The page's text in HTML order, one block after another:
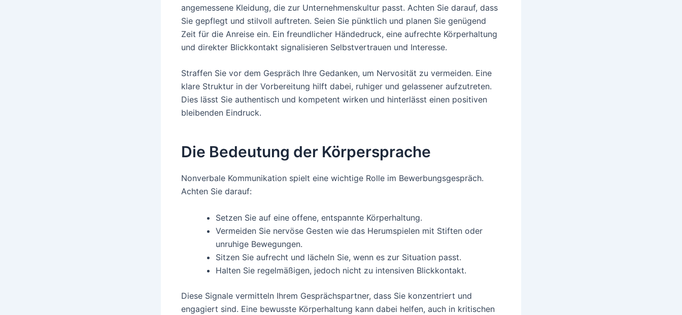
angemessene Kleidung, die zur Unternehmenskultur passt. Achten Sie darauf, dass
Sie gepflegt und stilvoll auftreten. Seien Sie pünktlich und planen Sie genügend
Zeit für die Anreise ein. Ein freundlicher Händedruck, eine aufrechte Körperhaltung
und direkter Blickkontakt signalisieren Selbstvertrauen und Interesse.
Straffen Sie vor dem Gespräch Ihre Gedanken, um Nervosität zu vermeiden. Eine
klare Struktur in der Vorbereitung hilft dabei, ruhiger und gelassener aufzutreten.
Dies lässt Sie authentisch und kompetent wirken und hinterlässt einen positiven
bleibenden Eindruck.
Die Bedeutung der Körpersprache
Nonverbale Kommunikation spielt eine wichtige Rolle im Bewerbungsgespräch.
Achten Sie darauf:
Setzen Sie auf eine offene, entspannte Körperhaltung.
Vermeiden Sie nervöse Gesten wie das Herumspielen mit Stiften oder
unruhige Bewegungen.
Sitzen Sie aufrecht und lächeln Sie, wenn es zur Situation passt.
Halten Sie regelmäßigen, jedoch nicht zu intensiven Blickkontakt.
Diese Signale vermitteln Ihrem Gesprächspartner, dass Sie konzentriert und
engagiert sind. Eine bewusste Körperhaltung kann dabei helfen, auch in kritischen